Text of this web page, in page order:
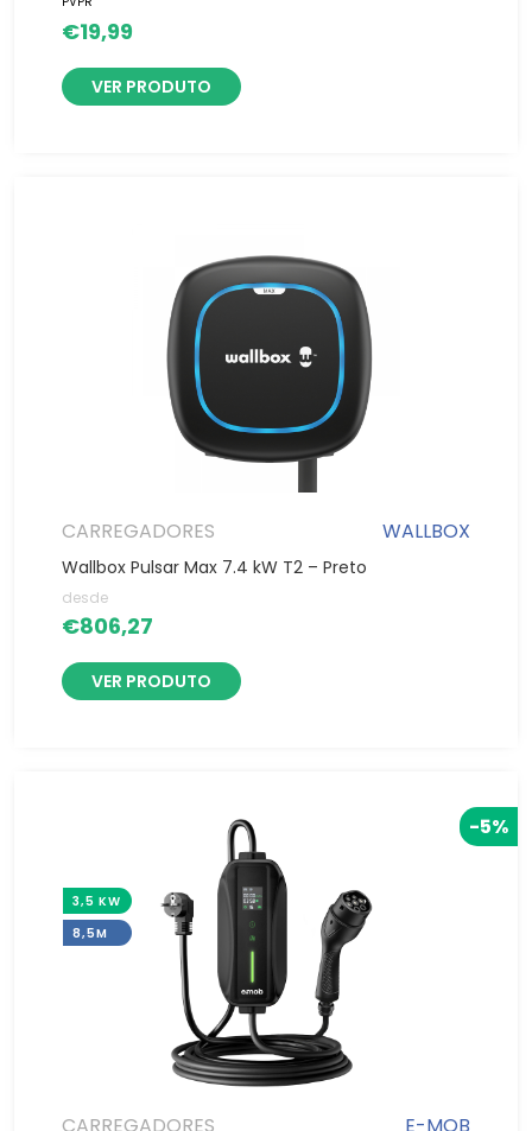
€19,99
VER PRODUTO
CARREGADORES WALLBOX
Wallbox Pulsar Max 7.4 kW T2 – Preto
desde
€806,27
VER PRODUTO
CARREGADORES E-MOB
-5%
3,5 KW
8,5M